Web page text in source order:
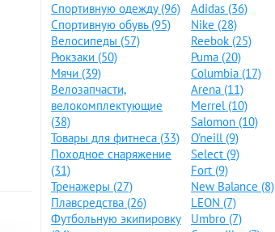
Спортивную одежду (96)
Спортивную обувь (95)
Велосипеды (57)
Рюкзаки (50)
Мячи (39)
Велозапчасти,
велокомплектующие
(38)
Товары для фитнеса (33)
Походное снаряжение
(31)
Тренажеры (27)
Плавсредства (26)
Футбольную экипировку
Adidas (36)
Nike (28)
Reebok (25)
Puma (20)
Columbia (17)
Arena (11)
Merrel (10)
Salomon (10)
O'neill (9)
Select (9)
Fort (9)
New Balance (8)
LEON (7)
Umbro (7)